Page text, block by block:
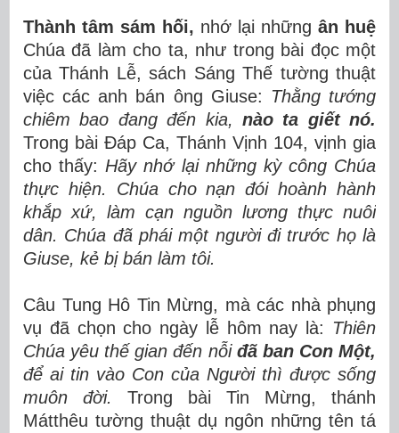
Thành tâm sám hối, nhớ lại những ân huệ
Chúa đã làm cho ta, như trong bài đọc một
của Thánh Lễ, sách Sáng Thế tường thuật
việc các anh bán ông Giuse: Thằng tướng
chiêm bao đang đến kia, nào ta giết nó.
Trong bài Đáp Ca, Thánh Vịnh 104, vịnh gia
cho thấy: Hãy nhớ lại những kỳ công Chúa
thực hiện. Chúa cho nạn đói hoành hành
khắp xứ, làm cạn nguồn lương thực nuôi
dân. Chúa đã phái một người đi trước họ là
Giuse, kẻ bị bán làm tôi.
Câu Tung Hô Tin Mừng, mà các nhà phụng
vụ đã chọn cho ngày lễ hôm nay là: Thiên
Chúa yêu thế gian đến nỗi đã ban Con Một,
để ai tin vào Con của Người thì được sống
muôn đời. Trong bài Tin Mừng, thánh
Mátthêu tường thuật dụ ngôn những tên tá